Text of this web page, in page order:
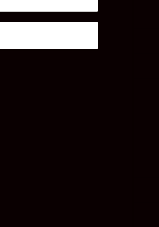
गोपाल साह चुनावी प्रचारमा